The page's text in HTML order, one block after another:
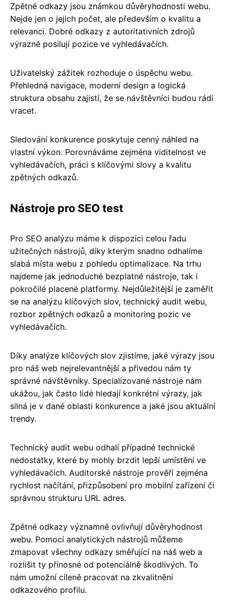
Zpětné odkazy jsou známkou důvěryhodnosti webu.
Nejde jen o jejich počet, ale především o kvalitu a
relevanci. Dobré odkazy z autoritativních zdrojů
výrazně posilují pozice ve vyhledávačích.
Uživatelský zážitek rozhoduje o úspěchu webu.
Přehledná navigace, moderní design a logická
struktura obsahu zajistí, že se návštěvníci budou rádi
vracet.
Sledování konkurence poskytuje cenný náhled na
vlastní výkon. Porovnáváme zejména viditelnost ve
vyhledávačích, práci s klíčovými slovy a kvalitu
zpětných odkazů.
Nástroje pro SEO test
Pro SEO analýzu máme k dispozici celou řadu
užitečných nástrojů, díky kterým snadno odhalíme
slabá místa webu z pohledu optimalizace. Na trhu
najdeme jak jednoduché bezplatné nástroje, tak i
pokročilé placené platformy. Nejdůležitější je zaměřit
se na analýzu klíčových slov, technický audit webu,
rozbor zpětných odkazů a monitoring pozic ve
vyhledávačích.
Díky analýze klíčových slov zjistíme, jaké výrazy jsou
pro náš web nejrelevantnější a přivedou nám ty
správné návštěvníky. Specializované nástroje nám
ukážou, jak často lidé hledají konkrétní výrazy, jak
silná je v dané oblasti konkurence a jaké jsou aktuální
trendy.
Technický audit webu odhalí případné technické
nedostatky, které by mohly brzdit lepší umístění ve
vyhledávačích. Auditorské nástroje prověří zejména
rychlost načítání, přizpůsobení pro mobilní zařízení či
správnou strukturu URL adres.
Zpětné odkazy významně ovlivňují důvěryhodnost
webu. Pomocí analytických nástrojů můžeme
zmapovat všechny odkazy směřující na náš web a
rozlišit ty přínosné od potenciálně škodlivých. To
nám umožní cíleně pracovat na zkvalitnění
odkazového profilu.